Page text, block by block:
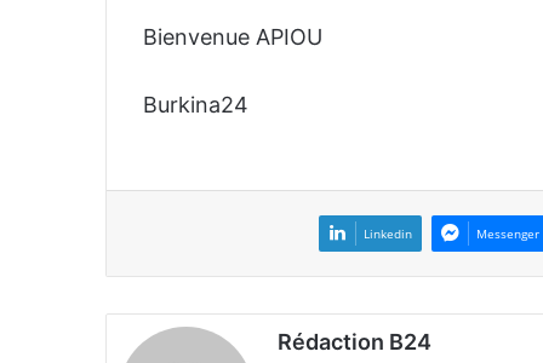
Bienvenue APIOU
Burkina24
Linkedin Messenger
Rédaction B24